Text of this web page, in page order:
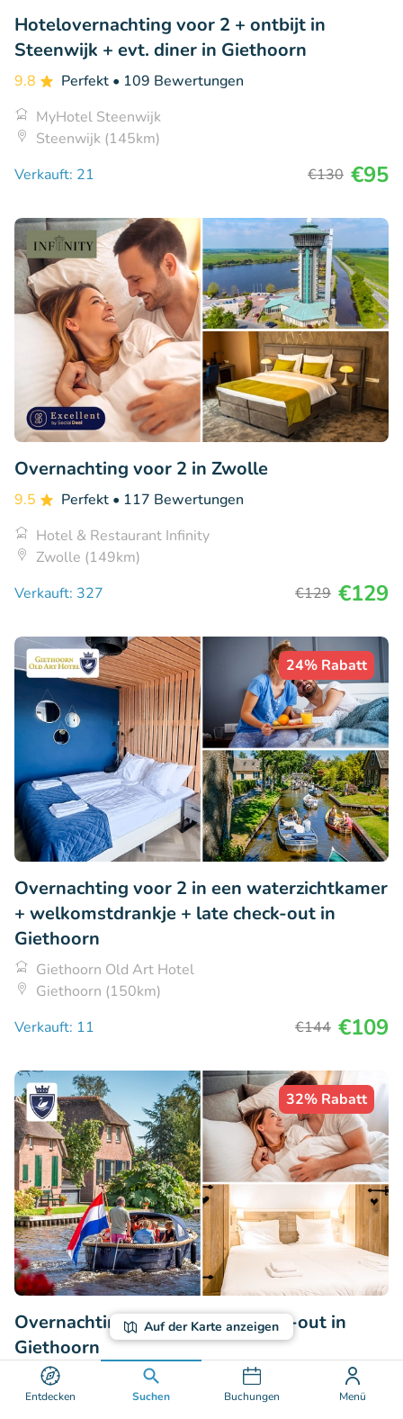
Entdecken Suchen Buchungen Menü
Auf der Karte anzeigen
Hotelovernachting voor 2 + ontbijt in
Steenwijk + evt. diner in Giethoorn
9.8 Perfekt • 109 Bewertungen
MyHotel Steenwijk
Steenwijk (145km)
Verkauft: 21
€130 €95
Overnachting voor 2 in Zwolle
9.5 Perfekt • 117 Bewertungen
Hotel & Restaurant Infinity
Zwolle (149km)
Verkauft: 327
€129 €129
24% Rabatt
Overnachting voor 2 in een waterzichtkamer
+ welkomstdrankje + late check-out in
Giethoorn
Giethoorn Old Art Hotel
Giethoorn (150km)
Verkauft: 11
€144 €109
32% Rabatt
Overnachting voor 2 + late check-out in
Giethoorn
Hotel Giethoorn
Giethoorn (150km)